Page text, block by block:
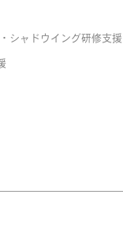
シャドウイング研修支援